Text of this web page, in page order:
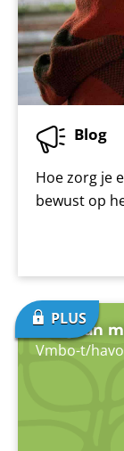
Blog
Hoe zorg je
bewust op
Omgaan
Vmbo-t/havo